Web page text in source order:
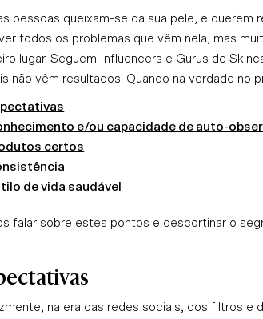
pessoas queixam-se da sua pele, e
todos os problemas que vêm nela, mas
lugar. Seguem Influencers e Gurus de
não vêm resultados. Quando na verdade no
e/ou capacidade de auto-
certos
de vida saudável
falar sobre estes pontos e descortinar o
na era das redes sociais, dos filtros